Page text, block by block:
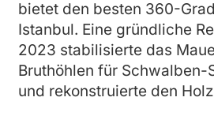
bietet den besten 360-
Istanbul. Eine gründliche
2023 stabilisierte das
Bruthöhlen für Schwalben-
und rekonstruierte den